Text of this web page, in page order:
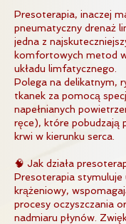
Presoterapia, inaczej
pneumatyczny drenaż
jedna z
komfortowych metod
układu limfatycznego.
Polega na delikatnym,
tkanek za pomocą
napełnianych
ręce), które pobudzają
krwi w kierunku serca.
🧠 Jak działa
Presoterapia stymuluje
krążeniowy,
procesy oczyszczania
nadmiaru płynów.